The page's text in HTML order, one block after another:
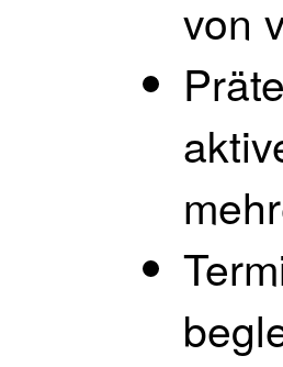
von